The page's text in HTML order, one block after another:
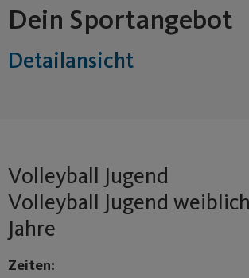
Dein Sportangebot
Detailansicht
Volleyball Jugend
Volleyball Jugend weiblich
Jahre
Zeiten: